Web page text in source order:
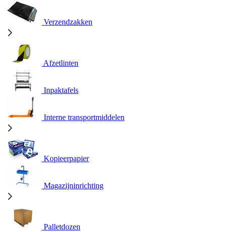
Verzendzakken
Afzetlinten
Inpaktafels
Interne transportmiddelen
Kopieerpapier
Magazijninrichting
Palletdozen